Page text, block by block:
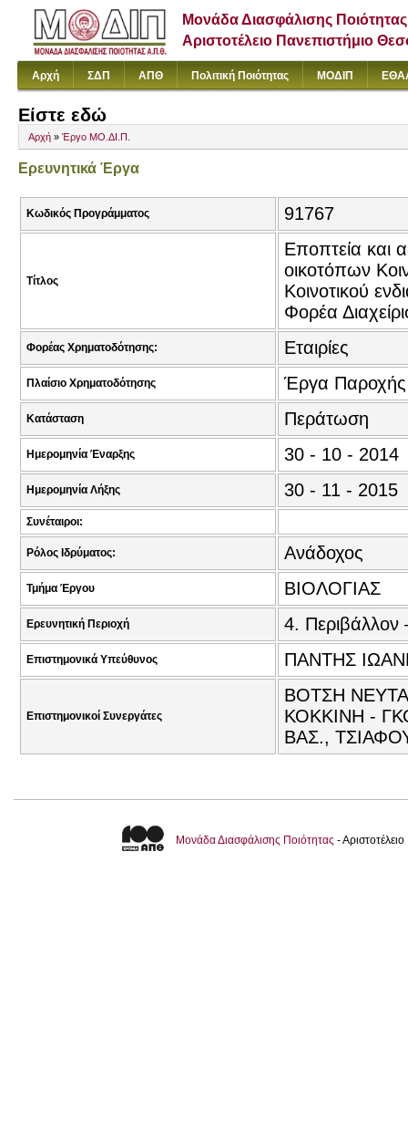
Μονάδα Διασφάλισης Ποιότητας
Αριστοτέλειο Πανεπιστήμιο
Αρχή ΣΔΠ ΑΠΘ Πολιτική Ποιότητας ΜΟΔΙΠ
Είστε εδώ
Αρχή » Έργο ΜΟ.ΔΙ.Π.
Ερευνητικά Έργα
Κωδικός Προγράμματος 91767
Τίτλος
Εποπτεία και
οικοτόπων
Κοινοτικού
Φορέα
Φορέας Χρηματοδότησης: Εταιρίες
Πλαίσιο Χρηματοδότησης Έργα
Κατάσταση Περάτωση
Ημερομηνία Έναρξης 30 - 10 - 2014
Ημερομηνία Λήξης 30 - 11 - 2015
Συνέταιροι:
Ρόλος Ιδρύματος: Ανάδοχος
Τμήμα Έργου ΒΙΟΛΟΓΙΑΣ
Ερευνητική Περιοχή 4. Περιβάλλον
Επιστημονικά Υπεύθυνος ΠΑΝΤΗΣ
Επιστημονικοί Συνεργάτες
ΒΟΤΣΗ
ΚΟΚΚΙΝΗ -
ΒΑΣ.,
Μονάδα Διασφάλισης Ποιότητας -